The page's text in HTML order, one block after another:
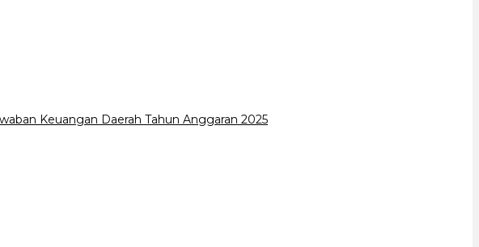
Keuangan Daerah Tahun Anggaran 2025